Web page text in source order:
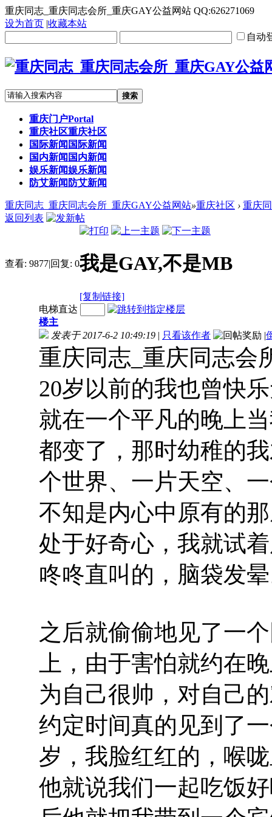
重庆同志_重庆同志会所_重庆GAY公益网站 QQ:626271069
设为首页 |收藏本站
自动
搜索
重庆门户Portal
重庆社区重庆社区
国际新闻 国际新闻
国内新闻 国内新闻
娱乐新闻娱乐新闻
防艾新闻 防艾新闻
重庆同志_重庆同志会所_重庆GAY公益网站»重庆社区 › 重庆
返回列表
查看: 9877|回复: 0我是GAY,不是MB
[复制链接]
电梯直达
楼主
发表于 2017-6-2 10:49:19 | 只看该作者 |
重庆同志_重庆同志会
20岁以前的我也曾快
就在一个平凡的晚上
都变了，那时幼稚的
个世界、一片天空、
不知是内心中原有的
处于好奇心，我就试
咚咚直叫的，脑袋发
之后就偷偷地见了一
上，由于害怕就约在
为自己很帅，对自己
约定时间真的见到了
岁，我脸红红的，喉
他就说我们一起吃饭